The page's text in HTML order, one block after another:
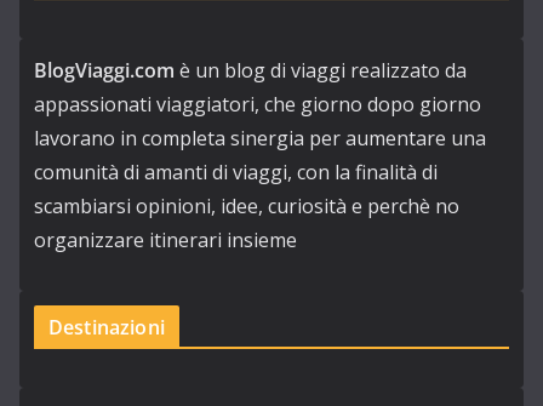
BlogViaggi.com è un blog di viaggi realizzato da
appassionati viaggiatori, che giorno dopo giorno
lavorano in completa sinergia per aumentare una
comunità di amanti di viaggi, con la finalità di
scambiarsi opinioni, idee, curiosità e perchè no
organizzare itinerari insieme
Destinazioni